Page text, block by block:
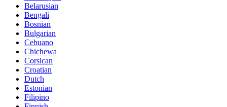
Belarusian
Bengali
Bosnian
Bulgarian
Cebuano
Chichewa
Corsican
Croatian
Dutch
Estonian
Filipino